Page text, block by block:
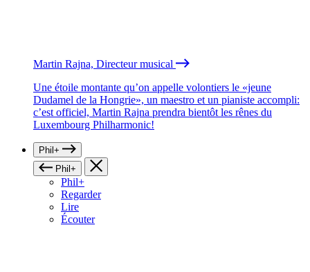
Martin Rajna, Directeur musical
Une étoile montante qu’on appelle volontiers le «jeune
Dudamel de la Hongrie», un maestro et un pianiste accompli:
c’est officiel, Martin Rajna prendra bientôt les rênes du
Luxembourg Philharmonic!
Phil+
Phil+
Phil+
Regarder
Lire
Écouter